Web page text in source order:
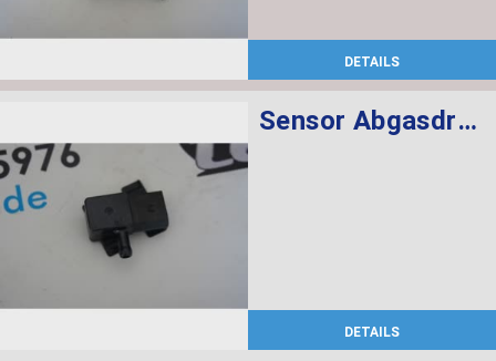
DETAILS
Sensor Abgasdruck
DETAILS